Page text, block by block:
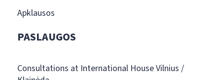
Apklausos
PASLAUGOS
Consultations at International House Vilnius /